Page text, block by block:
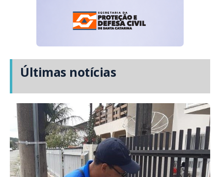
Últimas notícias